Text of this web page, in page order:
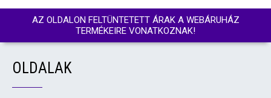
AZ OLDALON FELTÜNTETETT ÁRAK A WEBÁRUHÁZ
TERMÉKEIRE VONATKOZNAK!
OLDALAK